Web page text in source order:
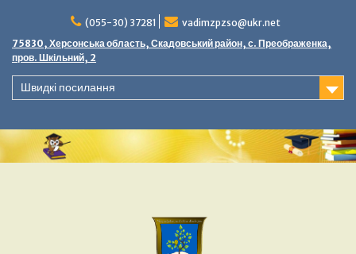
(055-30) 37281
vadimzpzso@ukr.net
75830, Херсонська область, Скадовський район, с. Преображенка,
пров. Шкільний, 2
Швидкі посилання